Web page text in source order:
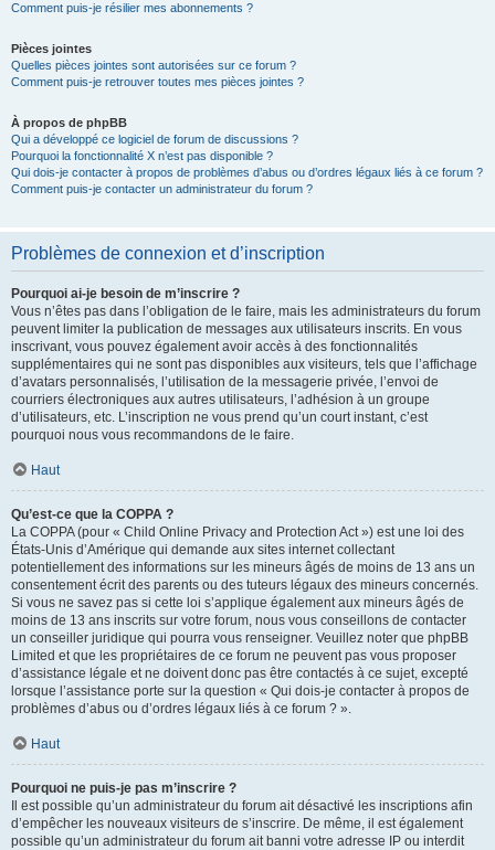
Comment puis-je résilier mes abonnements ?
Pièces jointes
Quelles pièces jointes sont autorisées sur ce forum ?
Comment puis-je retrouver toutes mes pièces jointes ?
À propos de phpBB
Qui a développé ce logiciel de forum de discussions ?
Pourquoi la fonctionnalité X n’est pas disponible ?
Qui dois-je contacter à propos de problèmes d’abus ou d’ordres légaux liés à ce forum ?
Comment puis-je contacter un administrateur du forum ?
Problèmes de connexion et d’inscription
Pourquoi ai-je besoin de m’inscrire ?
Vous n’êtes pas dans l’obligation de le faire, mais les administrateurs du forum
peuvent limiter la publication de messages aux utilisateurs inscrits. En vous
inscrivant, vous pouvez également avoir accès à des fonctionnalités
supplémentaires qui ne sont pas disponibles aux visiteurs, tels que l’affichage
d’avatars personnalisés, l’utilisation de la messagerie privée, l’envoi de
courriers électroniques aux autres utilisateurs, l’adhésion à un groupe
d’utilisateurs, etc. L’inscription ne vous prend qu’un court instant, c’est
pourquoi nous vous recommandons de le faire.
Haut
Qu’est-ce que la COPPA ?
La COPPA (pour « Child Online Privacy and Protection Act ») est une loi des
États-Unis d’Amérique qui demande aux sites internet collectant
potentiellement des informations sur les mineurs âgés de moins de 13 ans un
consentement écrit des parents ou des tuteurs légaux des mineurs concernés.
Si vous ne savez pas si cette loi s’applique également aux mineurs âgés de
moins de 13 ans inscrits sur votre forum, nous vous conseillons de contacter
un conseiller juridique qui pourra vous renseigner. Veuillez noter que phpBB
Limited et que les propriétaires de ce forum ne peuvent pas vous proposer
d’assistance légale et ne doivent donc pas être contactés à ce sujet, excepté
lorsque l’assistance porte sur la question « Qui dois-je contacter à propos de
problèmes d’abus ou d’ordres légaux liés à ce forum ? ».
Haut
Pourquoi ne puis-je pas m’inscrire ?
Il est possible qu’un administrateur du forum ait désactivé les inscriptions afin
d’empêcher les nouveaux visiteurs de s’inscrire. De même, il est également
possible qu’un administrateur du forum ait banni votre adresse IP ou interdit